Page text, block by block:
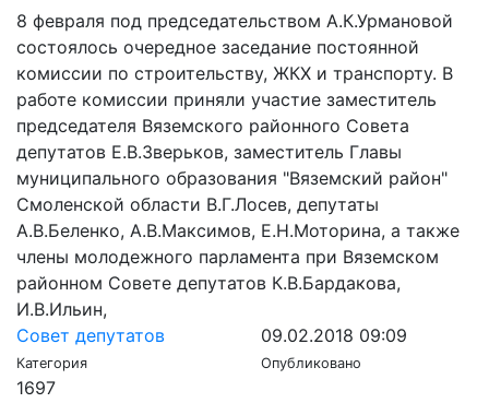
8 февраля под председательством А.К.Урмановой
состоялось очередное заседание постоянной
комиссии по строительству, ЖКХ и транспорту. В
работе комиссии приняли участие заместитель
председателя Вяземского районного Совета
депутатов Е.В.Зверьков, заместитель Главы
муниципального образования "Вяземский район"
Смоленской области В.Г.Лосев, депутаты
А.В.Беленко, А.В.Максимов, Е.Н.Моторина, а также
члены молодежного парламента при Вяземском
районном Совете депутатов К.В.Бардакова,
И.В.Ильин,
Совет депутатов
Категория
09.02.2018 09:09
Опубликовано
1697